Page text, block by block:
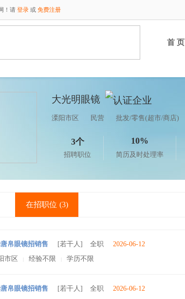
！请 登录 或 免费注册
首 页
大光明眼镜
溧阳市区 民营 批发/零售(超市/商店)
3个
招聘职位
10%
简历及时处理率
在招职位 (3)
帛眼镜招销售 [若干人] 全职
2026-06-12
市区 经验不限 学历不限
帛眼镜招销售 [若干人] 全职
2026-06-12